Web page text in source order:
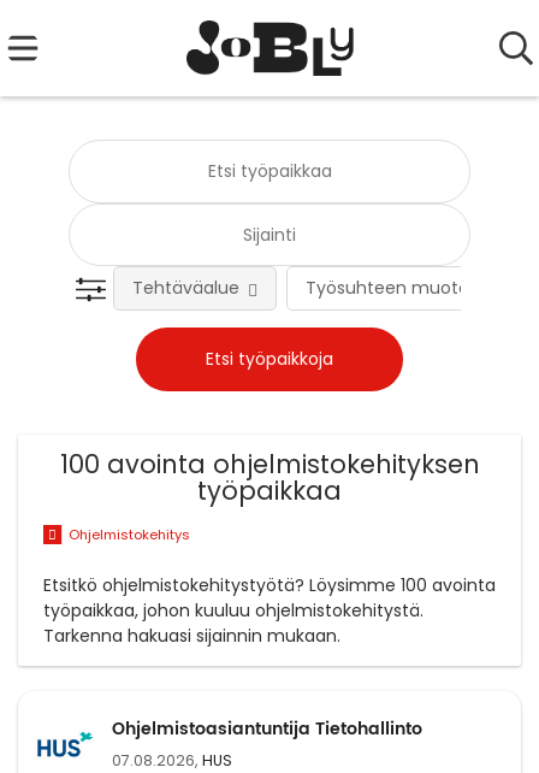
Työsuhteen muoto
Tehtäväalue
100 avointa ohjelmistokehityksen
työpaikkaa
Ohjelmistokehitys
Etsitkö ohjelmistokehitystyötä? Löysimme 100 avointa
työpaikkaa, johon kuuluu ohjelmistokehitystä.
Tarkenna hakuasi sijainnin mukaan.
Ohjelmistoasiantuntija Tietohallinto
07.08.2026, HUS